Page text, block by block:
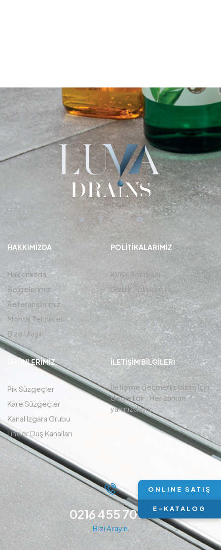
HAKKIMIZDA
Hakkımızda
Belgelerimiz
Referanslarımız
Montaj Teknikleri
Bize Ulaşın
POLITIKALARIMIZ
KVKK Politikası
Gizlilik Politikası
ÜRÜNLERIMIZ
Pik Süzgeçler
Kare Süzgeçler
Kanal Izgara Grubu
Lineer Duş Kanalları
İLETIŞIM BİLGİLERİ
İletişime geçmeniz bizim için
değerlidir , Her zaman
yanınızdayız.
0216 455 7094
Bizi Arayın
ONLINE SATIŞ
E-KATALOG